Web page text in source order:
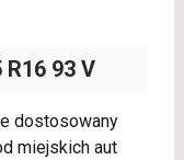
R16 93 V
dostosowany
miejskich aut